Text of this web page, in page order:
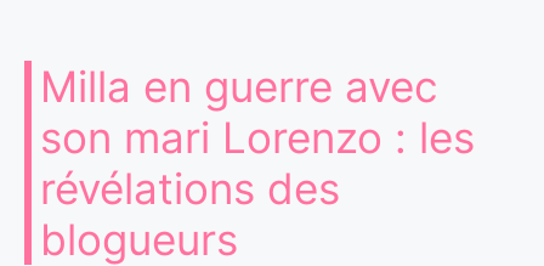
Milla en guerre avec
son mari Lorenzo : les
révélations des
blogueurs